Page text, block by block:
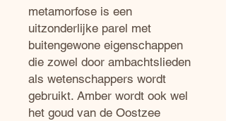
metamorfose is een
uitzonderlijke parel met
buitengewone eigenschappen
die zowel door ambachtslieden
als wetenschappers wordt
gebruikt. Amber wordt ook wel
het goud van de Oostzee